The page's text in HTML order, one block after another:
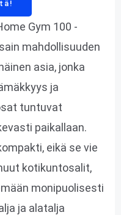
Gym 100 -
mahdollisuuden
asia, jonka
ja
tuntuvat
paikallaan.
eikä se vie
kotikuntosalit,
monipuolisesti
ja alatalja